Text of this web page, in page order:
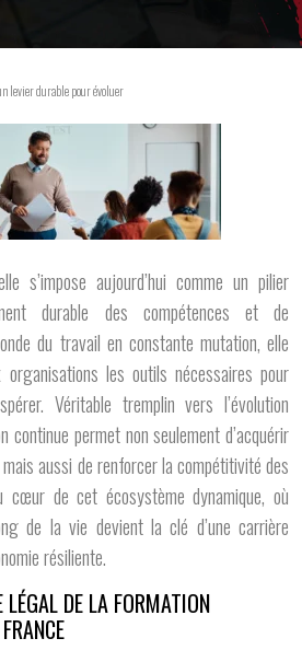
levier durable pour évoluer
s’impose aujourd’hui comme un pilier
durable des compétences et de
du travail en constante mutation, elle
les outils nécessaires pour
Véritable tremplin vers l’évolution
continue permet non seulement d’acquérir
aussi de renforcer la compétitivité des
cœur de cet écosystème dynamique, où
de la vie devient la clé d’une carrière
résiliente.
DE LA FORMATION